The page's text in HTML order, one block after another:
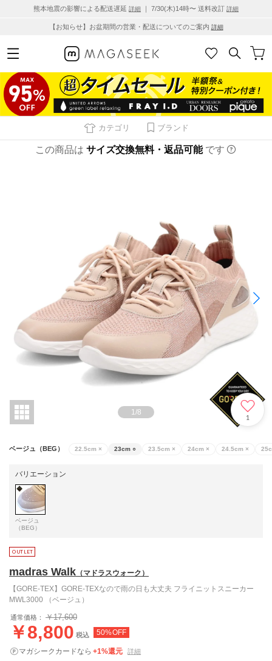
熊本地震の影響による配送遅延 詳細 ｜ 7/30(木)14時〜 送料改訂 詳細
【お知らせ】お盆期間の営業・配送についてのご案内 詳細
カテゴリ ブランド
この商品は サイズ交換無料・返品可能 です
1 /8
1
ベージュ（BEG） 22.5cm × 23cm ○ 23.5cm × 24cm × 24.5cm ×
バリエーション
ベージュ
（BEG）
madras Walk （マドラスウォーク）
【GORE-TEX】GORE-TEXなので雨の日も大丈夫 フライニットスニーカー
MWL3000 （ベージュ）
通常価格： ￥17,600
￥8,800 税込 50%OFF
マガシークカードなら +1%還元 詳細